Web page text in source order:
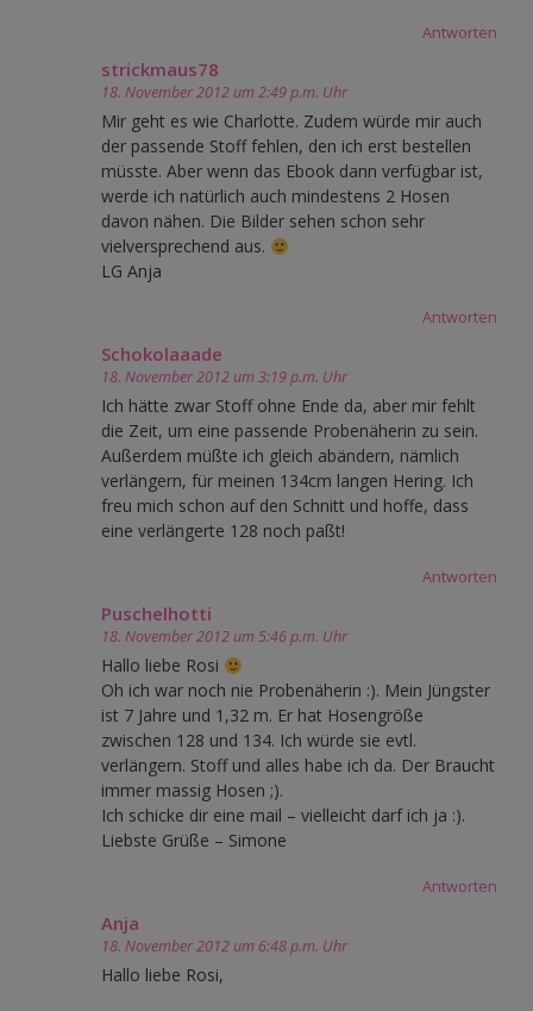
Antworten
strickmaus78
18. November 2012 um 2:49 p.m. Uhr
Mir geht es wie Charlotte. Zudem würde mir auch
der passende Stoff fehlen, den ich erst bestellen
müsste. Aber wenn das Ebook dann verfügbar ist,
werde ich natürlich auch mindestens 2 Hosen
davon nähen. Die Bilder sehen schon sehr
vielversprechend aus.
LG Anja
Antworten
Schokolaaade
18. November 2012 um 3:19 p.m. Uhr
Ich hätte zwar Stoff ohne Ende da, aber mir fehlt
die Zeit, um eine passende Probenäherin zu sein.
Außerdem müßte ich gleich abändern, nämlich
verlängern, für meinen 134cm langen Hering. Ich
freu mich schon auf den Schnitt und hoffe, dass
eine verlängerte 128 noch paßt!
Antworten
Puschelhotti
18. November 2012 um 5:46 p.m. Uhr
Hallo liebe Rosi
Oh ich war noch nie Probenäherin :). Mein Jüngster
ist 7 Jahre und 1,32 m. Er hat Hosengröße
zwischen 128 und 134. Ich würde sie evtl.
verlängern. Stoff und alles habe ich da. Der Braucht
immer massig Hosen ;).
Ich schicke dir eine mail – vielleicht darf ich ja :).
Liebste Grüße – Simone
Antworten
Anja
18. November 2012 um 6:48 p.m. Uhr
Hallo liebe Rosi,